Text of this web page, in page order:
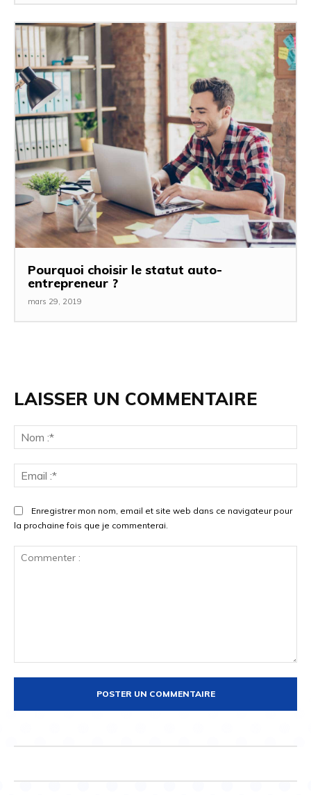
Pourquoi choisir le statut auto-
entrepreneur ?
mars 29, 2019
LAISSER UN COMMENTAIRE
:*
:*
Enregistrer mon nom, email et site web dans ce navigateur pour
la prochaine fois que je commenterai.